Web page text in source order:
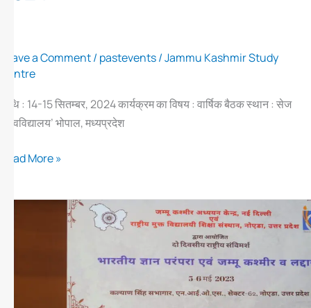
Leave a Comment/ pastevents/Jammu Kashmir Study
Centre
तिथि : 14-15 सितम्बर, 2024 कार्यक्रम का विषय : वार्षिक बैठक स्थान : सेज
विश्वविद्यालय’ भोपाल, मध्यप्रदेश
Read More »
जम्मू